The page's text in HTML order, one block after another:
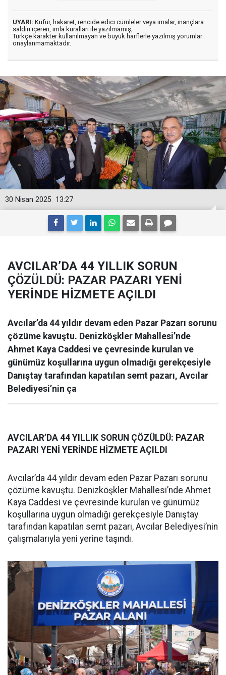
UYARI: Küfür, hakaret, rencide edici cümleler veya imalar, inançlara
saldırı içeren, imla kuralları ile yazılmamış,
Türkçe karakter kullanılmayan ve büyük harflerle yazılmış yorumlar
onaylanmamaktadır.
13:27
30 Nisan 2025
AVCILAR’DA 44 YILLIK SORUN
ÇÖZÜLDÜ: PAZAR PAZARI YENİ
YERİNDE HİZMETE AÇILDI
Avcılar’da 44 yıldır devam eden Pazar Pazarı sorunu
çözüme kavuştu. Denizköşkler Mahallesi’nde
Ahmet Kaya Caddesi ve çevresinde kurulan ve
günümüz koşullarına uygun olmadığı gerekçesiyle
Danıştay tarafından kapatılan semt pazarı, Avcılar
Belediyesi’nin ça
AVCILAR’DA 44 YILLIK SORUN ÇÖZÜLDÜ: PAZAR
PAZARI YENİ YERİNDE HİZMETE AÇILDI
Avcılar’da 44 yıldır devam eden Pazar Pazarı sorunu
çözüme kavuştu. Denizköşkler Mahallesi’nde Ahmet
Kaya Caddesi ve çevresinde kurulan ve günümüz
koşullarına uygun olmadığı gerekçesiyle Danıştay
tarafından kapatılan semt pazarı, Avcılar Belediyesi’nin
çalışmalarıyla yeni yerine taşındı.